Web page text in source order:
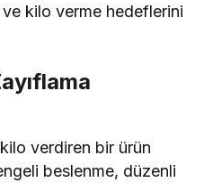
kilo verme hedeflerini
verdiren bir ürün
beslenme, düzenli